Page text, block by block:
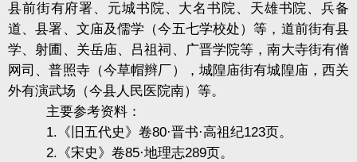
县前街有府署、元城书院、大名书院、天雄书院、兵备
道、县署、文庙及儒学（今五七学校处）等，道前街有县
学、射圃、关岳庙、吕祖祠、广晋学院等，南大寺街有僧
网司、普照寺（今草帽辫厂），城隍庙街有城隍庙，西关
外有演武场（今县人民医院南）等。
主要参考资料：
1. 《旧五代史》卷80·晋书·高祖纪123页。
2. 《宋史》卷85·地理志289页。